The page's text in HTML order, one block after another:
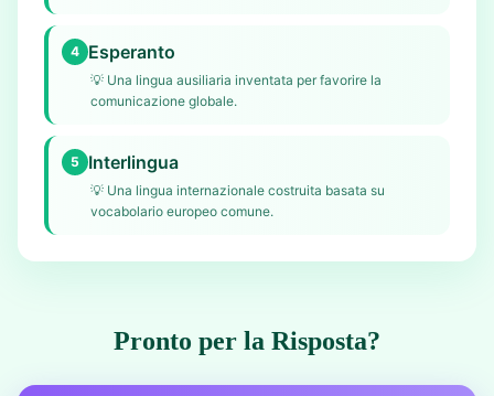
4 Esperanto
💡 Una lingua ausiliaria inventata per favorire la
comunicazione globale.
5 Interlingua
💡 Una lingua internazionale costruita basata su
vocabolario europeo comune.
Pronto per la Risposta?